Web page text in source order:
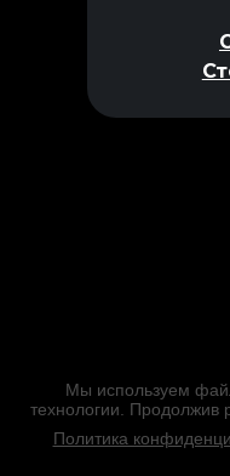
Мы используем
технологии. Продолжив
Политика